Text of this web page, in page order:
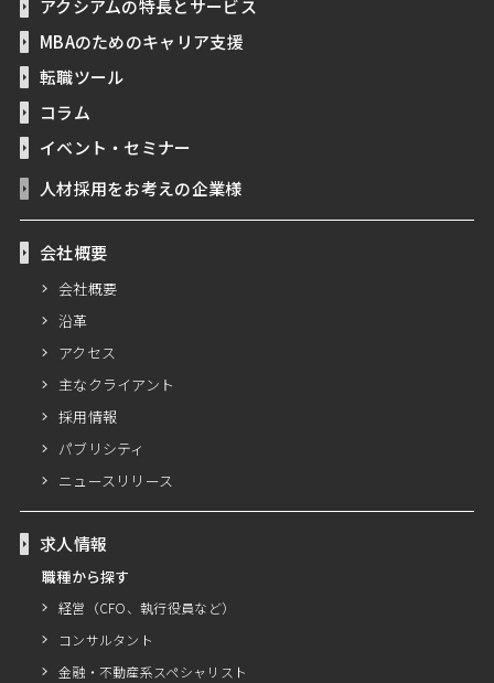
アクシアムの特長とサービス
MBAのためのキャリア支援
転職ツール
コラム
イベント・セミナー
人材採用をお考えの企業様
会社概要
会社概要
沿革
アクセス
主なクライアント
採用情報
パブリシティ
ニュースリリース
求人情報
職種から探す
経営（CFO、執行役員など）
コンサルタント
金融・不動産系スペシャリスト